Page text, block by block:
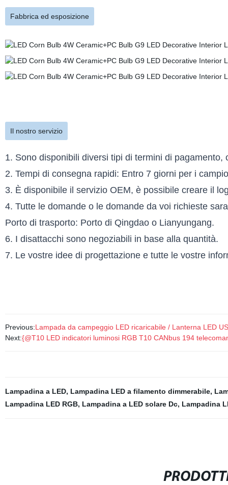
Fabbrica ed esposizione
Il nostro servizio
1. Sono disponibili diversi tipi di termini di pagamento,
2. Tempi di consegna rapidi: Entro 7 giorni per i
3. È disponibile il servizio OEM, è possibile creare il
4. Tutte le domande o le domande da voi richieste
Porto di trasporto: Porto di Qingdao o Lianyungang.
6. I disattacchi sono negoziabili in base alla quantità.
7. Le vostre idee di progettazione e tutte le vostre
Previous:Lampada da campeggio LED ricaricabile / Lanterna LED
Next:{@T10 LED indicatori luminosi RGB T10 CANbus 194
Lampadina a LED, Lampadina LED a filamento dimmerabile,
Lampadina LED RGB, Lampadina a LED solare Dc, Lampadina